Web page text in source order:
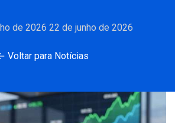
de 2026 22 de junho de 2026
Voltar para Notícias